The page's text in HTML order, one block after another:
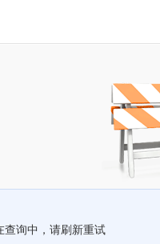
查询中，请刷新重试